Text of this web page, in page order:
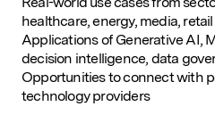
healthcare, energy, media,
Applications of Generative AI,
decision intelligence, data
Opportunities to connect with
technology providers